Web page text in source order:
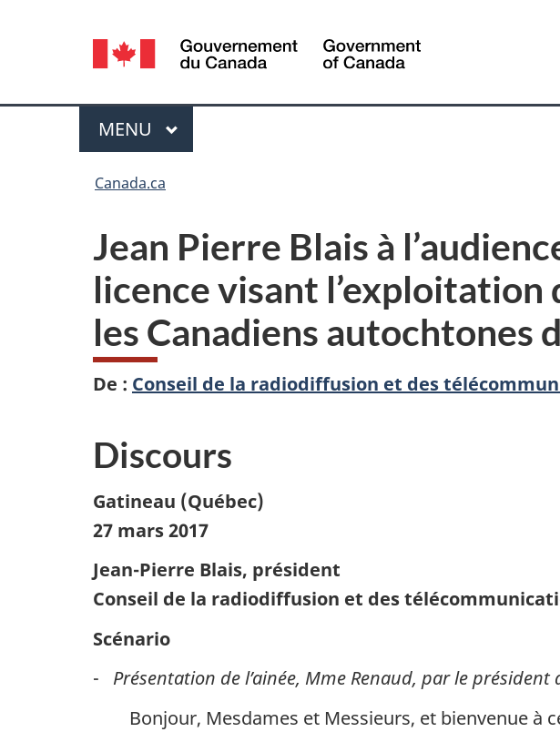
Sélection
de
la
langue
Canada
Menu
MENU PRINCIPAL
Canada.ca
Jean Pierre Blais à
licence visant
les Canadiens autochtones
De : Conseil de la radiodiffusion et des
Discours
Gatineau (Québec)
27 mars 2017
Jean-Pierre Blais, président
Conseil de la radiodiffusion et des
Scénario
- Présentation de l’ainée, Mme Renaud, par le président
Bonjour, Mesdames et Messieurs, et bienvenue à